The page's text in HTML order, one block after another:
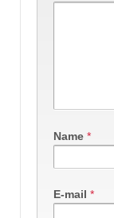
Name *
E-mail *